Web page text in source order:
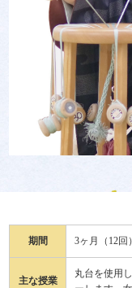
期間 3ヶ月（12回）
主な授業
丸台を使用